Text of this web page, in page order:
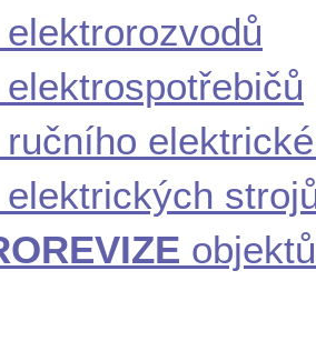
elektrorozvodů
elektrospotřebičů
ručního
elektrických
objektů